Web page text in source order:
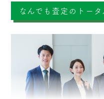
なんでも査定のトー